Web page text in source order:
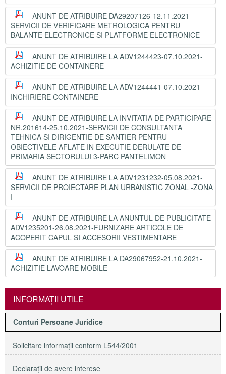
ANUNT DE ATRIBUIRE DA29207126-12.11.2021-
SERVICII DE VERIFICARE METROLOGICA PENTRU
BALANTE ELECTRONICE SI PLATFORME ELECTRONICE
ANUNT DE ATRIBUIRE LA ADV1244423-07.10.2021-
ACHIZITIE DE CONTAINERE
ANUNT DE ATRIBUIRE LA ADV1244441-07.10.2021-
INCHIRIERE CONTAINERE
ANUNT DE ATRIBUIRE LA INVITATIA DE PARTICIPARE
NR.201614-25.10.2021-SERVICII DE CONSULTANTA
TEHNICA SI DIRIGENTIE DE SANTIER PENTRU
OBIECTIVELE AFLATE IN EXECUTIE DERULATE DE
PRIMARIA SECTORULUI 3-PARC PANTELIMON
ANUNT DE ATRIBUIRE LA ADV1231232-05.08.2021-
SERVICII DE PROIECTARE PLAN URBANISTIC ZONAL -ZONA
I
ANUNT DE ATRIBUIRE LA ANUNTUL DE PUBLICITATE
ADV1235201-26.08.2021-FURNIZARE ARTICOLE DE
ACOPERIT CAPUL SI ACCESORII VESTIMENTARE
ANUNT DE ATRIBUIRE LA DA29067952-21.10.2021-
ACHIZITIE LAVOARE MOBILE
INFORMAŢII UTILE
Conturi Persoane Juridice
Solicitare informaţii conform L544/2001
Declaraţii de avere interese